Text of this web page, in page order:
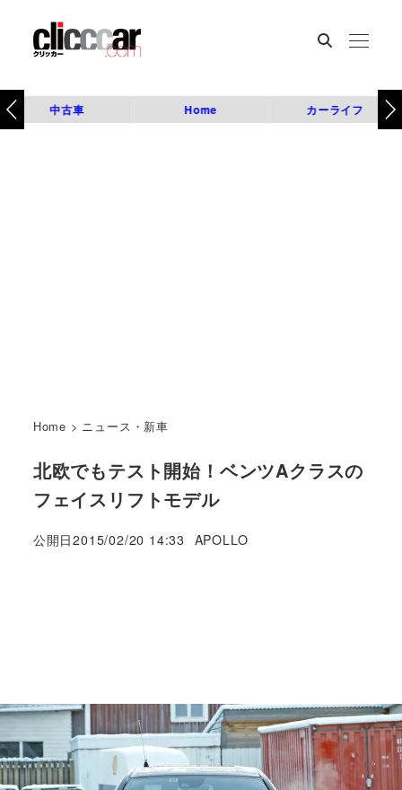
中古車 Home カーライフ
Home > ニュース・新車
北欧でもテスト開始！ベンツAクラスの
フェイスリフトモデル
公開日2015/02/20 14:33
著
APOLLO